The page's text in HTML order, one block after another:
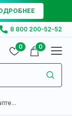
8 800 200-52-52
0 0